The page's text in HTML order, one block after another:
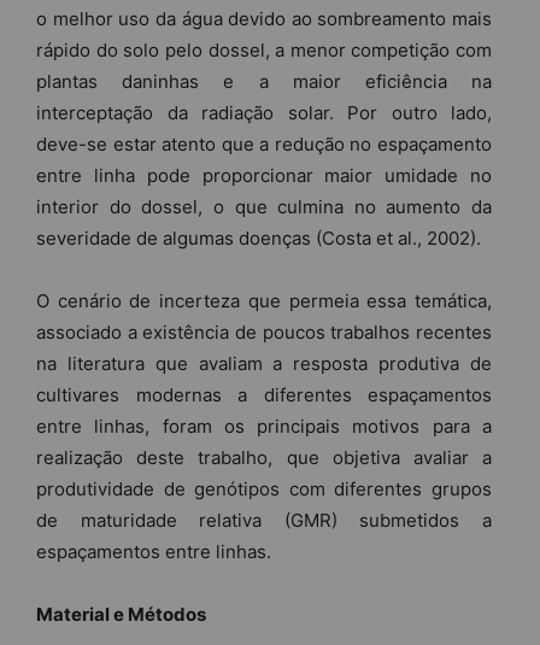
o melhor uso da água devido ao sombreamento mais
rápido do solo pelo dossel, a menor competição com
plantas daninhas e a maior eficiência na
interceptação da radiação solar. Por outro lado,
deve-se estar atento que a redução no espaçamento
entre linha pode proporcionar maior umidade no
interior do dossel, o que culmina no aumento da
severidade de algumas doenças (Costa et al., 2002).
O cenário de incerteza que permeia essa temática,
associado a existência de poucos trabalhos recentes
na literatura que avaliam a resposta produtiva de
cultivares modernas a diferentes espaçamentos
entre linhas, foram os principais motivos para a
realização deste trabalho, que objetiva avaliar a
produtividade de genótipos com diferentes grupos
de maturidade relativa (GMR) submetidos a
espaçamentos entre linhas.
Material e Métodos